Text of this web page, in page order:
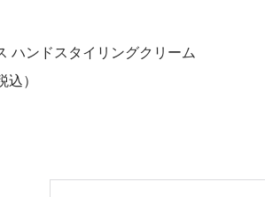
ハンドスタイリングクリーム
）